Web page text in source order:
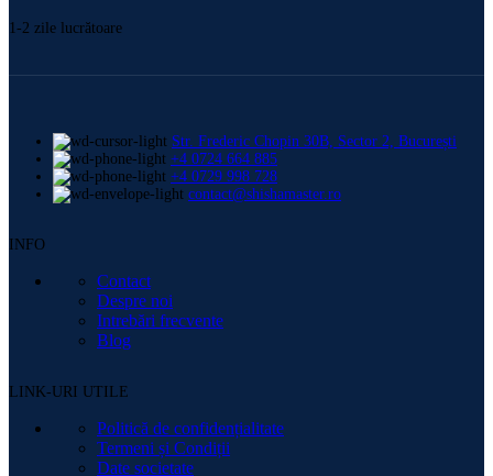
1-2 zile lucrătoare
Str. Frederic Chopin 30B, Sector 2, București
+4 0724 664 885
+4 0729 998 728
contact@shishamaster.ro
INFO
Contact
Despre noi
Intrebări frecvente
Blog
LINK-URI UTILE
Politică de confidențialitate
Termeni și Condiții
Date societate